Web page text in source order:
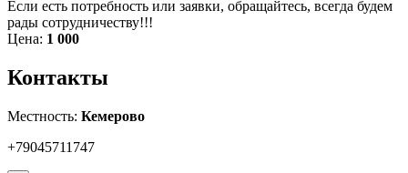
Если есть потребность или заявки, обращайтесь, всегда будем
рады сотрудничеству!!!
Цена: 1 000
Контакты
Местность: Кемерово
+79045711747